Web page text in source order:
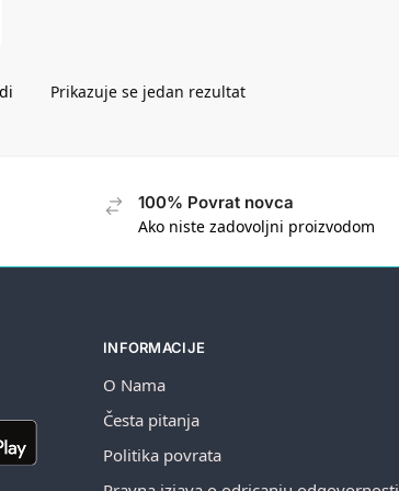
Prikazuje se jedan rezultat
100% Povrat novca
Ako niste zadovoljni proizvodom
INFORMACIJE
O Nama
Česta pitanja
Politika povrata